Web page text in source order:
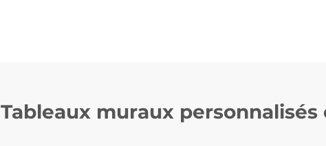
Tableaux muraux